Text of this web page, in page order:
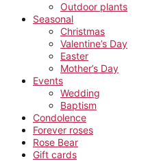
Outdoor plants
Seasonal
Christmas
Valentine’s Day
Easter
Mother’s Day
Events
Wedding
Baptism
Condolence
Forever roses
Rose Bear
Gift cards